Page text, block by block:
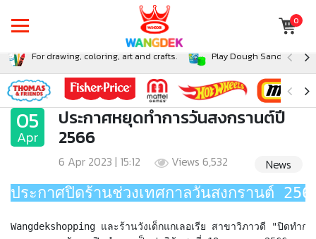
0
For drawing, coloring, art and crafts. Play Dough Sand and
Apr
ประกาศหยุดทำการวันสงกรานต์ปี
2566
6 Apr 2023 | 15:12 Views 6,532 News
ประกาศปิดร้านช่วงเทศกาลวันสงกรานต์
Wangdekshopping และร้านวังเด็กแกเลอเรีย สาขาวิภาวดี "ปิดทำก